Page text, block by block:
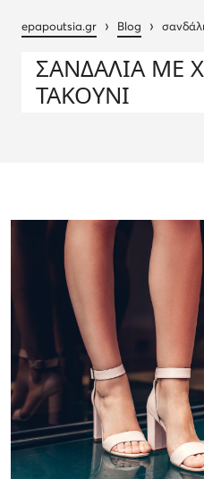
epapoutsia.gr › Blog ›
ΣΑΝΔΆΛΙΑ ΜΕ
ΤΑΚΟΎΝΙ